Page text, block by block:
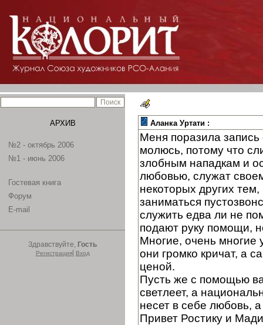
АРХИВ
№2 - октябрь 2006
№1 - июнь 2006
Гостевая книга
Форум
E-mail
Здравствуйте, Гость
Регистрация| Вход
Аланка Уртати :
Меня поразила
молюсь, потому что
злобным нападкам и
любовью, служат
некоторых других
заниматься
служить едва ли не
подают руку помощи,
Многие, очень многие
они громко кричат, а
ценой.
Пусть же с помощью
светлеет, а
несет в себе любовь,
Привет Ростику и